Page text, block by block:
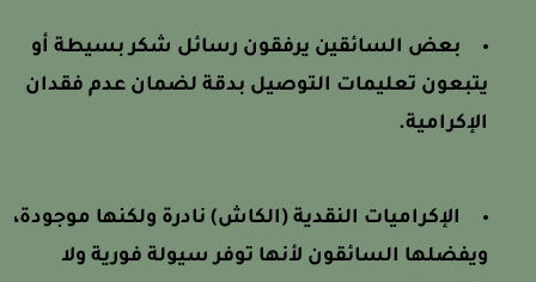
بعض السائقين يرفقون رسائل شكر بسيطة أو
يتبعون تعليمات التوصيل بدقة لضمان عدم فقدان
الإكرامية.
الإكراميات النقدية (الكاش) نادرة ولكنها موجودة،
ويفضلها السائقون لأنها توفر سيولة فورية ولا